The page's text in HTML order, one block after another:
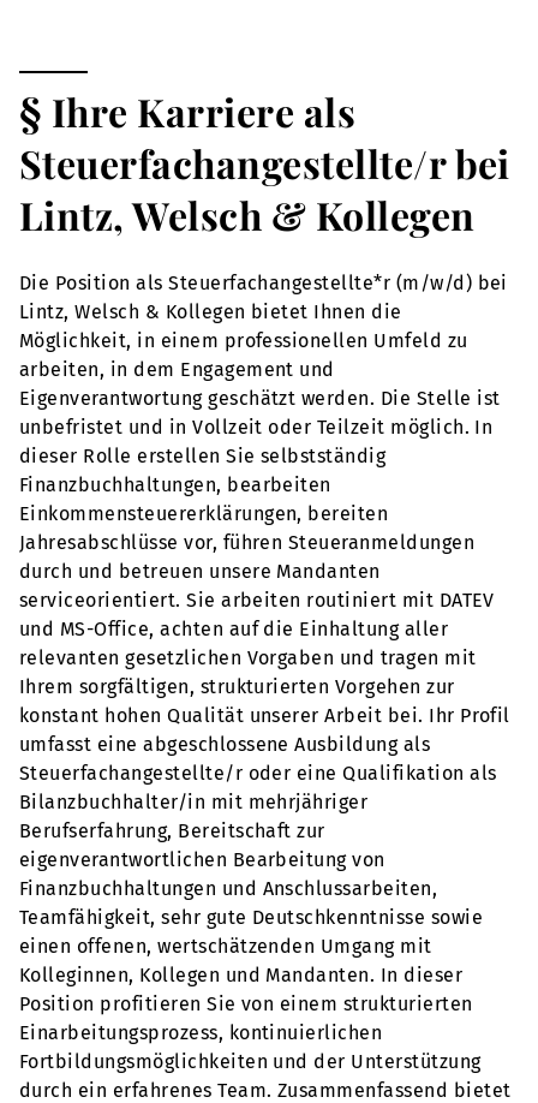
§ Ihre Karriere als
Steuerfachangestellte/r bei
Lintz, Welsch & Kollegen
Die Position als Steuerfachangestellte*r (m/w/d) bei
Lintz, Welsch & Kollegen bietet Ihnen die
Möglichkeit, in einem professionellen Umfeld zu
arbeiten, in dem Engagement und
Eigenverantwortung geschätzt werden. Die Stelle ist
unbefristet und in Vollzeit oder Teilzeit möglich. In
dieser Rolle erstellen Sie selbstständig
Finanzbuchhaltungen, bearbeiten
Einkommensteuererklärungen, bereiten
Jahresabschlüsse vor, führen Steueranmeldungen
durch und betreuen unsere Mandanten
serviceorientiert. Sie arbeiten routiniert mit DATEV
und MS-Office, achten auf die Einhaltung aller
relevanten gesetzlichen Vorgaben und tragen mit
Ihrem sorgfältigen, strukturierten Vorgehen zur
konstant hohen Qualität unserer Arbeit bei. Ihr Profil
umfasst eine abgeschlossene Ausbildung als
Steuerfachangestellte/r oder eine Qualifikation als
Bilanzbuchhalter/in mit mehrjähriger
Berufserfahrung, Bereitschaft zur
eigenverantwortlichen Bearbeitung von
Finanzbuchhaltungen und Anschlussarbeiten,
Teamfähigkeit, sehr gute Deutschkenntnisse sowie
einen offenen, wertschätzenden Umgang mit
Kolleginnen, Kollegen und Mandanten. In dieser
Position profitieren Sie von einem strukturierten
Einarbeitungsprozess, kontinuierlichen
Fortbildungsmöglichkeiten und der Unterstützung
durch ein erfahrenes Team. Zusammenfassend bietet